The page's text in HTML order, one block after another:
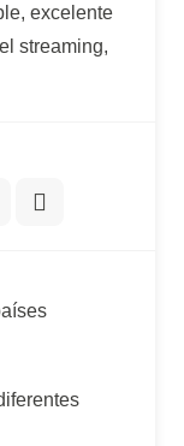
excelente
streaming,